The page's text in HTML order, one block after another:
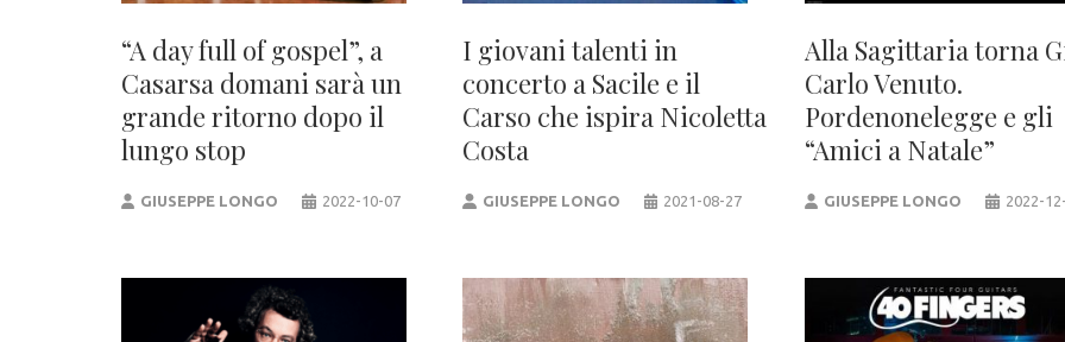
“A day full of gospel”, a
Casarsa domani sarà un
grande ritorno dopo il
lungo stop
GIUSEPPE LONGO 2022-10-07
I giovani talenti in
concerto a Sacile e il
Carso che ispira Nicoletta
Costa
GIUSEPPE LONGO 2021-08-27
Alla Sagittaria torna
Carlo Venuto.
Pordenonelegge e gli
“Amici a Natale”
GIUSEPPE LONGO 2022-